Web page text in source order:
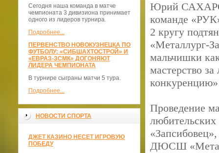
Сегодня наша команда в матче
чемпионата 3 дивизиона принимает
одного из лидеров турнира.
Подробнее...
ПЕРВЕНСТВО НОВОКУЗНЕЦКА ПО
ФУТБОЛУ: «СИБШАХТОСТРОЙ» И
«ЕВРАЗ-ЗСМК» ДОГОНЯЮТ
ЛИДЕРА ЧЕМПИОНАТА
В турнире сыграны матчи 5 тура.
Подробнее...
НОВОСТИ СПОРТА
ДЖЕТ КАЗИНО НЕСЕТ ИГРОВУЮ
ПОБЕДУ
Юрий
команде
2 кругу
«Металлург-
мальчишки
мастерство
конкуренцию»
Проведение
любительских
ДЮСШ